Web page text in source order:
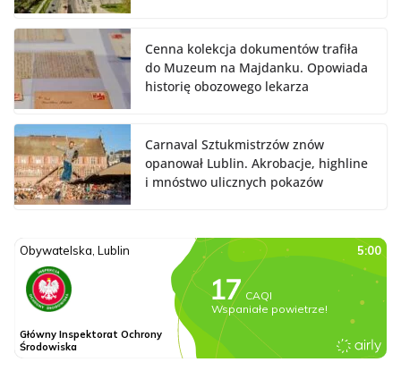
Cenna kolekcja dokumentów trafiła
do Muzeum na Majdanku. Opowiada
historię obozowego lekarza
Carnaval Sztukmistrzów znów
opanował Lublin. Akrobacje, highline
i mnóstwo ulicznych pokazów